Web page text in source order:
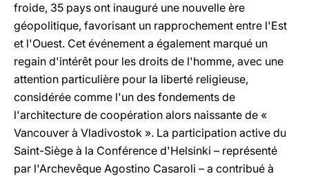
froide, 35 pays ont inauguré une nouvelle ère
géopolitique, favorisant un rapprochement entre l'Est
et l'Ouest. Cet événement a également marqué un
regain d'intérêt pour les droits de l'homme, avec une
attention particulière pour la liberté religieuse,
considérée comme l'un des fondements de
l'architecture de coopération alors naissante de «
Vancouver à Vladivostok ». La participation active du
Saint-Siège à la Conférence d'Helsinki – représenté
par l'Archevêque Agostino Casaroli – a contribué à